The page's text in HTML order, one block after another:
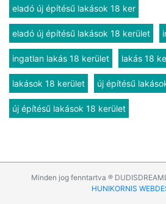
eladó új építésű lakások 18 ker
eladó új építésű lakások 18 kerület
ingatlan lakás 18 kerület lakás 18
lakások 18 kerület új építésű
új építésű lakások 18 kerület
Minden jog fenntartva ®
HUNIKORNIS